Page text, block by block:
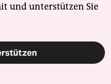
und unterstützen Sie